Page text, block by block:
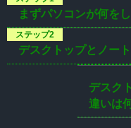
まずパソコンが何を
デスクトップとノー
デスク
違いは